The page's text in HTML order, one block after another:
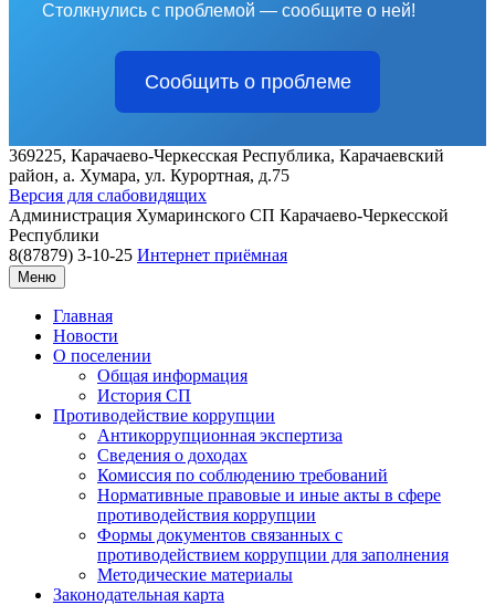
Столкнулись с проблемой — сообщите о ней!
Сообщить о проблеме
369225, Карачаево-Черкесская Республика, Карачаевский
район, а. Хумара, ул. Курортная, д.75
Версия для слабовидящих
Администрация Хумаринского СП Карачаево-Черкесской
Республики
8(87879) 3-10-25 Интернет приёмная
Меню
Главная
Новости
О поселении
Общая информация
История СП
Противодействие коррупции
Антикоррупционная экспертиза
Сведения о доходах
Комиссия по соблюдению требований
Нормативные правовые и иные акты в сфере
противодействия коррупции
Формы документов связанных с
противодействием коррупции для заполнения
Методические материалы
Законодательная карта